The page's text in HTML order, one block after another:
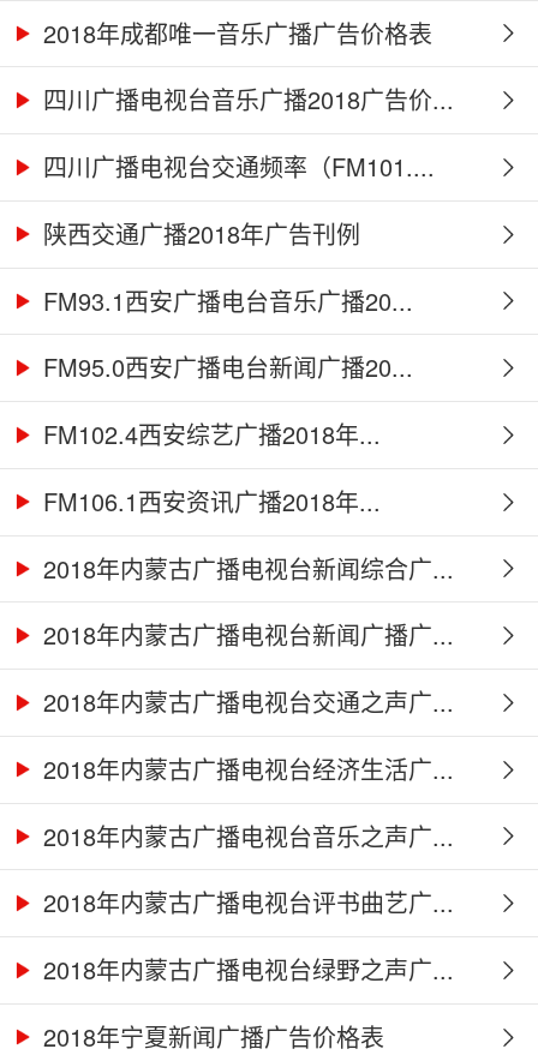
2018年成都唯一音乐广播广告价格表
四川广播电视台音乐广播2018广告价...
四川广播电视台交通频率（FM101....
陕西交通广播2018年广告刊例
FM93.1西安广播电台音乐广播20...
FM95.0西安广播电台新闻广播20...
FM102.4西安综艺广播2018年...
FM106.1西安资讯广播2018年...
2018年内蒙古广播电视台新闻综合广...
2018年内蒙古广播电视台新闻广播广...
2018年内蒙古广播电视台交通之声广...
2018年内蒙古广播电视台经济生活广...
2018年内蒙古广播电视台音乐之声广...
2018年内蒙古广播电视台评书曲艺广...
2018年内蒙古广播电视台绿野之声广...
2018年宁夏新闻广播广告价格表